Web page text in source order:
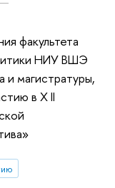
факультета
НИУ ВШЭ
и магистратуры,
в X II